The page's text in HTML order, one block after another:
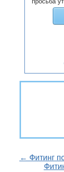
← Фитинг